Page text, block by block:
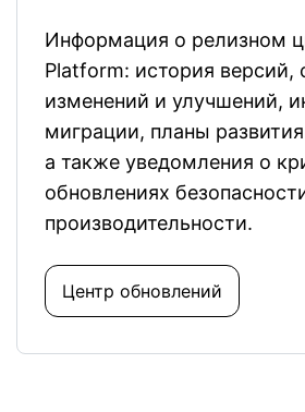
Информация о релизном
Platform: история версий,
изменений и улучшений,
миграции, планы
а также уведомления о
обновлениях
производительности.
Центр обновлений